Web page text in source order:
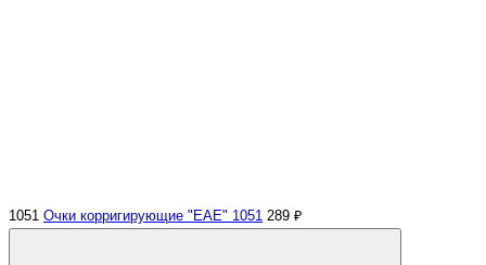
1051 Очки корригирующие "EAE" 1051 289 ₽